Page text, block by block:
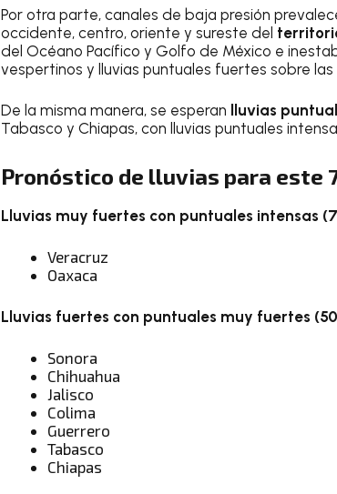
Por otra parte, canales de baja presión
occidente, centro, oriente y sureste del
del Océano Pacífico y Golfo de México e
vespertinos y lluvias puntuales fuertes sobre
De la misma manera, se esperan lluvias
Tabasco y Chiapas, con lluvias puntuales
Pronóstico de lluvias para este
Lluvias muy fuertes con puntuales intensas
Veracruz
Oaxaca
Lluvias fuertes con puntuales muy fuertes
Sonora
Chihuahua
Jalisco
Colima
Guerrero
Tabasco
Chiapas